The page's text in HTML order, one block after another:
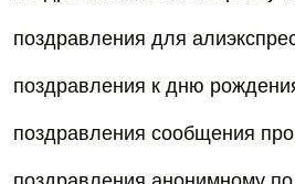
поздравления для
поздравления к дню
поздравления сообщения